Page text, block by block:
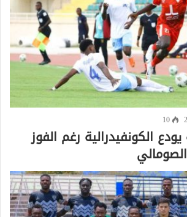
10
يودع الكونفيدرالية رغم الفوز